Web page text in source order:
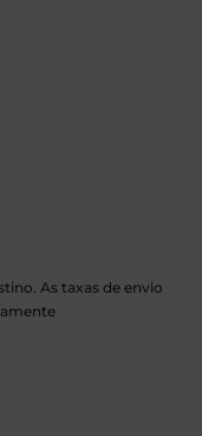
As taxas de envio